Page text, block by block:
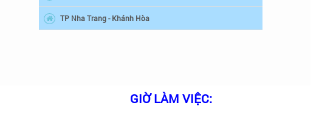
TP Nha Trang - Khánh Hòa
GIỜ LÀM VIỆC: